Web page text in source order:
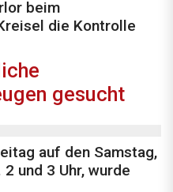
beim
die Kontrolle
gesucht
auf den Samstag,
und 3 Uhr, wurde